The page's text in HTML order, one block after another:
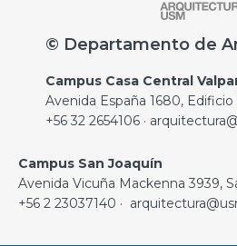
© Departamento de
Campus Casa Central
Avenida España 1680, Edificio
+56 32 2654106 ·
Campus San Joaquín
Avenida Vicuña Mackenna 3939,
+56 2 23037140 ·